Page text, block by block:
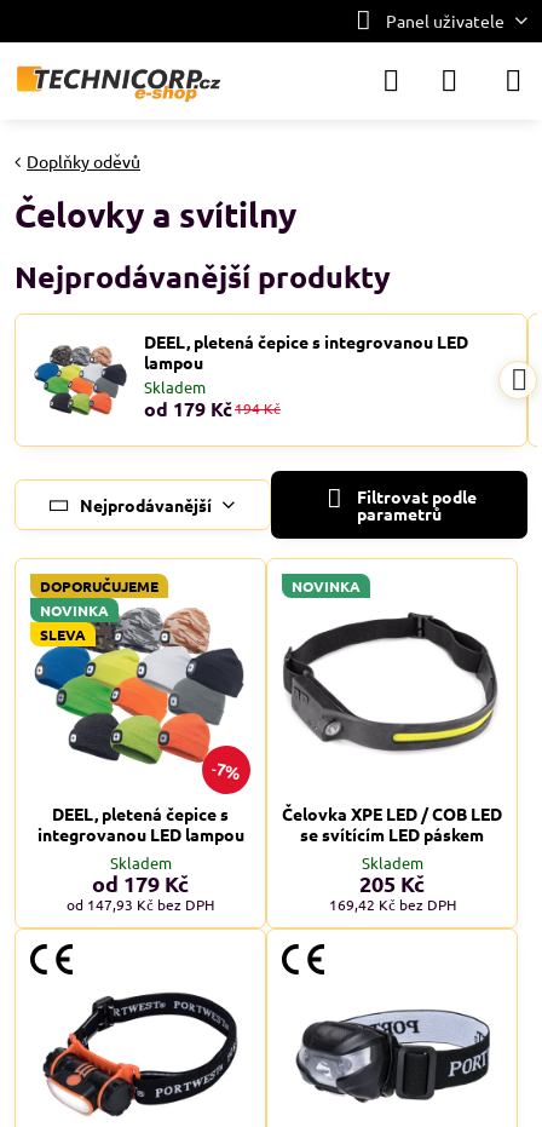
Panel uživatele
Doplňky oděvů
Čelovky a svítilny
Nejprodávanější produkty
DEEL, pletená čepice s integrovanou LED
lampou
Skladem
od 179 Kč194 Kč
Nejprodávanější Filtrovat podle
parametrů
7%
DOPORUČUJEME
NOVINKA
SLEVA
DEEL, pletená čepice s
integrovanou LED lampou
Skladem
od 179 Kč
od 147,93 Kč bez DPH
NOVINKA
Čelovka XPE LED / COB LED
se svítícím LED páskem
Skladem
205 Kč
169,42 Kč bez DPH